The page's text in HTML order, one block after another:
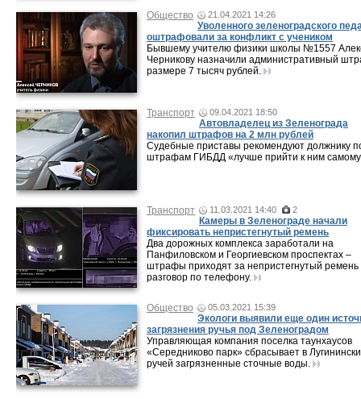
Общество 21.04.2021 14:26
Уволенного зеленоградского
оштрафовали за конфликт с учеником
Бывшему учителю физики школы №1557
Черникову назначили административный
размере 7 тысяч рублей.
Транспорт 09.04.2021 18:50
Автовладелец из Зеленограда
накопил штрафов на 2 млн рублей
Судебные приставы рекомендуют должнику
штрафам ГИБДД «лучше прийти к ним
Транспорт 11.03.2021 14:40 2
Камеры в Зеленограде начали
фиксировать непристегнутый ремень
Два дорожных комплекса заработали на
Панфиловском и Георгиевском проспектах –
штрафы приходят за непристегнутый ремень
разговор по телефону.
Общество 05.03.2021 15:39
Экологи выявили еще один
загрязнения ручья под Зеленоградом
Управляющая компания поселка таунхаусов
«Середниково парк» сбрасывает в
ручей загрязненные сточные воды.